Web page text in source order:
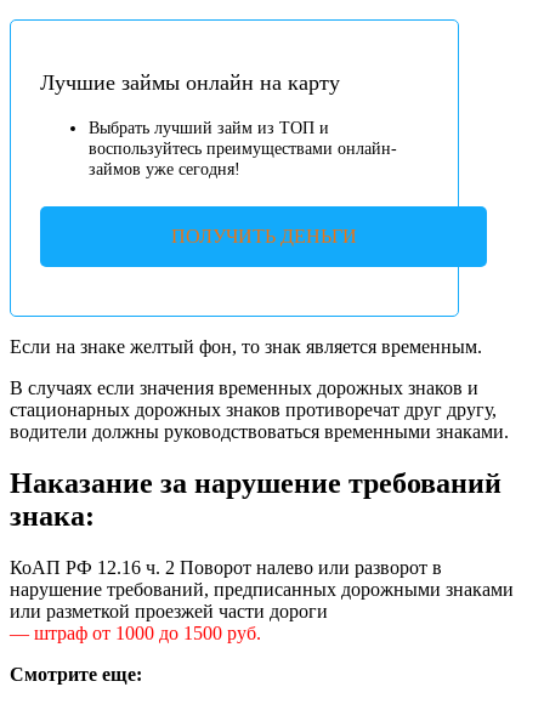
Лучшие займы онлайн на карту
Выбрать лучший займ из ТОП и
воспользуйтесь преимуществами онлайн-
займов уже сегодня!
ПОЛУЧИТЬ ДЕНЬГИ
Если на знаке желтый фон, то знак является временным.
В случаях если значения временных дорожных знаков и
стационарных дорожных знаков противоречат друг другу,
водители должны руководствоваться временными знаками.
Наказание за нарушение требований
знака:
КоАП РФ 12.16 ч. 2 Поворот налево или разворот в
нарушение требований, предписанных дорожными знаками
или разметкой проезжей части дороги
— штраф от 1000 до 1500 руб.
Смотрите еще: